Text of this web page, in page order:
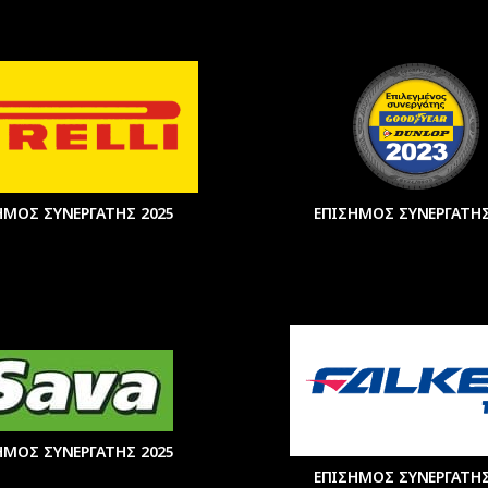
ΣΥΝΕΡΓΑΤΗΣ 2025
ΕΠΙΣΗΜΟΣ
ΣΥΝΕΡΓΑΤΗΣ 2025
ΕΠΙΣΗΜΟΣ